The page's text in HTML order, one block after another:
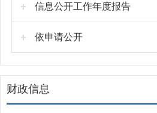
信息公开工作年度报告
依申请公开
财政信息